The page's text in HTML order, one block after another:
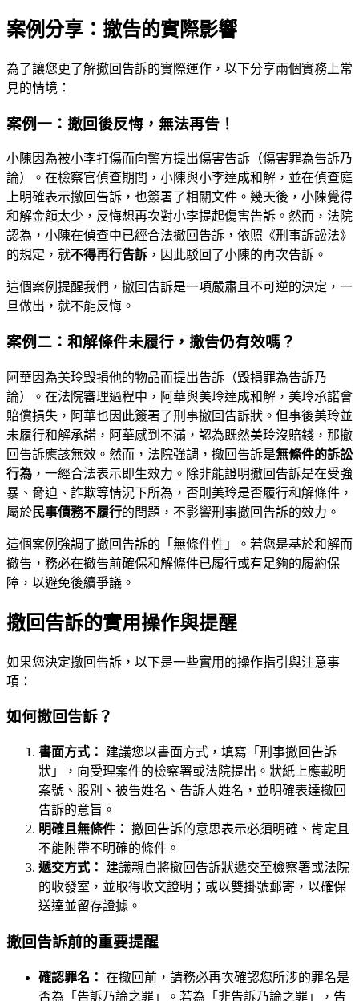
案例分享：撤告的實際影響
為了讓您更了解撤回告訴的實際運作，以下分享兩個實務上常
見的情境：
案例一：撤回後反悔，無法再告！
小陳因為被小李打傷而向警方提出傷害告訴（傷害罪為告訴乃
論）。在檢察官偵查期間，小陳與小李達成和解，並在偵查庭
上明確表示撤回告訴，也簽署了相關文件。幾天後，小陳覺得
和解金額太少，反悔想再次對小李提起傷害告訴。然而，法院
認為，小陳在偵查中已經合法撤回告訴，依照《刑事訴訟法》
的規定，就不得再行告訴 ，因此駁回了小陳的再次告訴。
這個案例提醒我們，撤回告訴是一項嚴肅且不可逆的決定，一
旦做出，就不能反悔。
案例二：和解條件未履行，撤告仍有效嗎？
阿華因為美玲毀損他的物品而提出告訴（毀損罪為告訴乃
論）。在法院審理過程中，阿華與美玲達成和解，美玲承諾會
賠償損失，阿華也因此簽署了刑事撤回告訴狀。但事後美玲並
未履行和解承諾，阿華感到不滿，認為既然美玲沒賠錢，那撤
回告訴應該無效。然而，法院強調，撤回告訴是無條件的訴訟
行為 ，一經合法表示即生效力。除非能證明撤回告訴是在受強
暴、脅迫、詐欺等情況下所為，否則美玲是否履行和解條件，
屬於民事債務不履行的問題，不影響刑事撤回告訴的效力。
這個案例強調了撤回告訴的「無條件性」。若您是基於和解而
撤告，務必在撤告前確保和解條件已履行或有足夠的履約保
障，以避免後續爭議。
撤回告訴的實用操作與提醒
如果您決定撤回告訴，以下是一些實用的操作指引與注意事
項：
如何撤回告訴？
書面方式：
建議您以書面方式，填寫「刑事撤回告訴
狀」，向受理案件的檢察署或法院提出。狀紙上應載明
案號、股別、被告姓名、告訴人姓名，並明確表達撤回
告訴的意旨。
明確且無條件： 撤回告訴的意思表示必須明確、肯定且
不能附帶不明確的條件。
遞交方式：
建議親自將撤回告訴狀遞交至檢察署或法院
的收發室，並取得收文證明；或以雙掛號郵寄，以確保
送達並留存證據。
撤回告訴前的重要提醒
確認罪名： 在撤回前，請務必再次確認您所涉的罪名是
否為「告訴乃論之罪」。若為「非告訴乃論之罪」，告